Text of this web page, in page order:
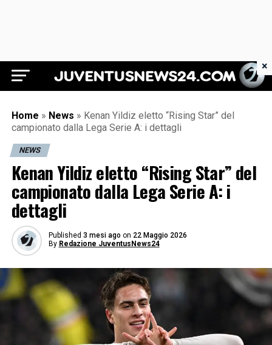
Juventus News 24
Home » News » Kenan Yildiz eletto “Rising Star” del
campionato dalla Lega Serie A: i dettagli
NEWS
Kenan Yildiz eletto “Rising Star” del
campionato dalla Lega Serie A: i
dettagli
Published 3 mesi ago on 22 Maggio 2026
By Redazione JuventusNews24
×